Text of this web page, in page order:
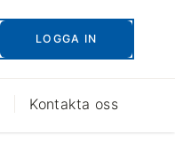
LOGGA IN
Kontakta oss